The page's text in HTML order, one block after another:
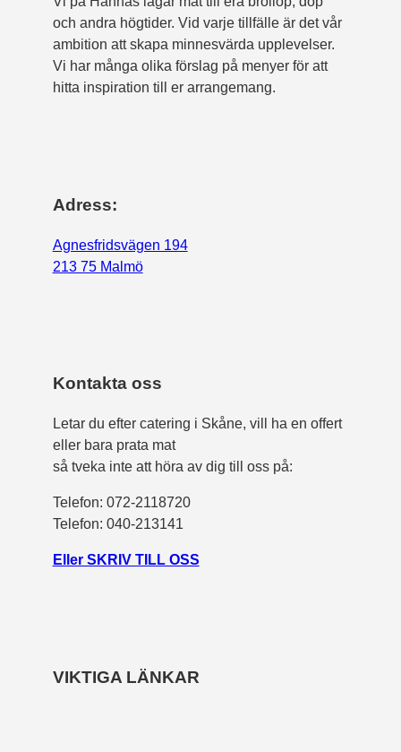
och andra högtider. Vid varje tillfälle är det vår
ambition att skapa minnesvärda upplevelser.
Vi har många olika förslag på menyer för att
hitta inspiration till er arrangemang.
Adress:
Agnesfridsvägen 194
213 75 Malmö
Kontakta oss
Letar du efter catering i Skåne, vill ha en offert
eller bara prata mat
så tveka inte att höra av dig till oss på:
Telefon: 072-2118720
Telefon: 040-213141
Eller SKRIV TILL OSS
VIKTIGA LÄNKAR